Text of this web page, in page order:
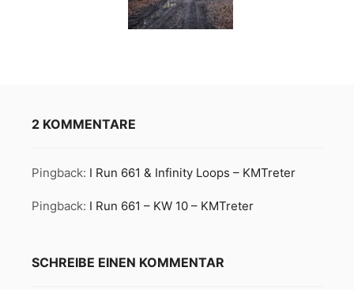
2 KOMMENTARE
Pingback: I Run 661 & Infinity Loops – KMTreter
Pingback: I Run 661 – KW 10 – KMTreter
SCHREIBE EINEN KOMMENTAR